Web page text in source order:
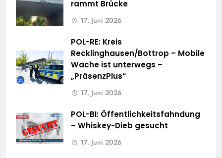
rammt Brücke
17. Juni 2026
POL-RE: Kreis
Recklinghausen/Bottrop – Mobile
Wache ist unterwegs –
„PräsenzPlus“
17. Juni 2026
POL-BI: Öffentlichkeitsfahndung
– Whiskey-Dieb gesucht
17. Juni 2026